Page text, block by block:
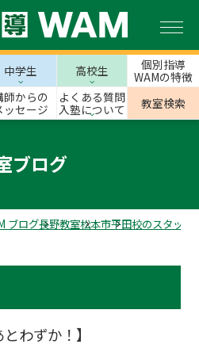
中学生 高校生
個別指導
WAMの特徴
師からの
ッセージ
よくある質問
入塾について
教室検索
ブログ
ブログ長野教室松本市平田校のスタッフ
とわずか！】